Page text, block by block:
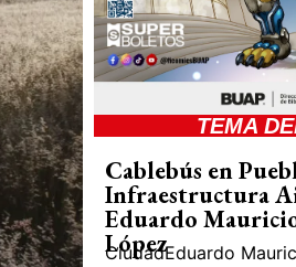
TEMA
Cablebús en
Infraestructura
Eduardo
López
CiudadEduardo